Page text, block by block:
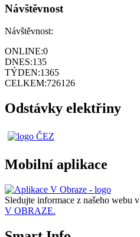
Návštěvnost
Návštěvnost:
ONLINE:0
DNES:135
TÝDEN:1365
CELKEM:726126
Odstávky elektřiny
Mobilní aplikace
Sledujte informace z našeho webu v
V OBRAZE.